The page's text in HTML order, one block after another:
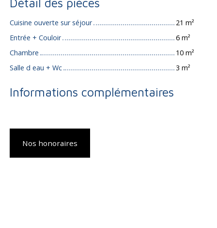
Détail des pièces
Cuisine ouverte sur séjour
21 m²
Entrée + Couloir
6 m²
Chambre
10 m²
Salle d eau + Wc
3 m²
Informations complémentaires
Nos honoraires